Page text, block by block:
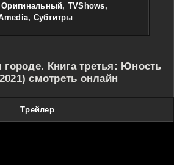
Оригинальный, TVShows,
Субтитры
Книга третья: Юность
смотреть онлайн
Трейлер